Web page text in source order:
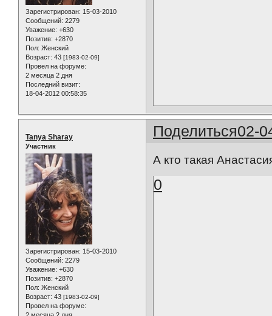
Зарегистрирован: 15-03-2010
Сообщений: 2279
Уважение: +630
Позитив: +2870
Пол: Женский
Возраст: 43 [1983-02-09]
Провел на форуме:
2 месяца 2 дня
Последний визит:
18-04-2012 00:58:35
Поделиться02-
Tanya Sharay
Участник
Зарегистрирован: 15-03-2010
Сообщений: 2279
Уважение: +630
Позитив: +2870
Пол: Женский
Возраст: 43 [1983-02-09]
Провел на форуме:
А кто такая
0